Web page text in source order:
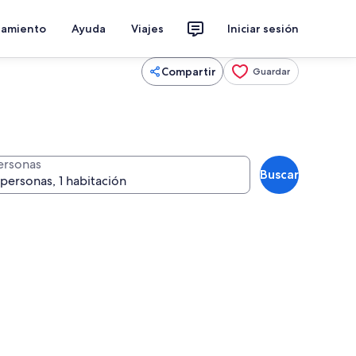
Ayuda Viajes Iniciar sesión
Compartir Guardar
Buscar